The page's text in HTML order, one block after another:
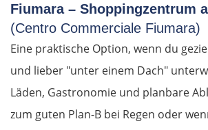
Fiumara – Shoppingzentrum
(Centro Commerciale Fiumara)
Eine praktische Option, wenn du
und lieber "unter einem Dach"
Läden, Gastronomie und planbare
zum guten Plan-B bei Regen oder